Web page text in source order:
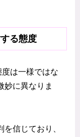
る態度
は一様ではな
妙に異なりま
信じており、